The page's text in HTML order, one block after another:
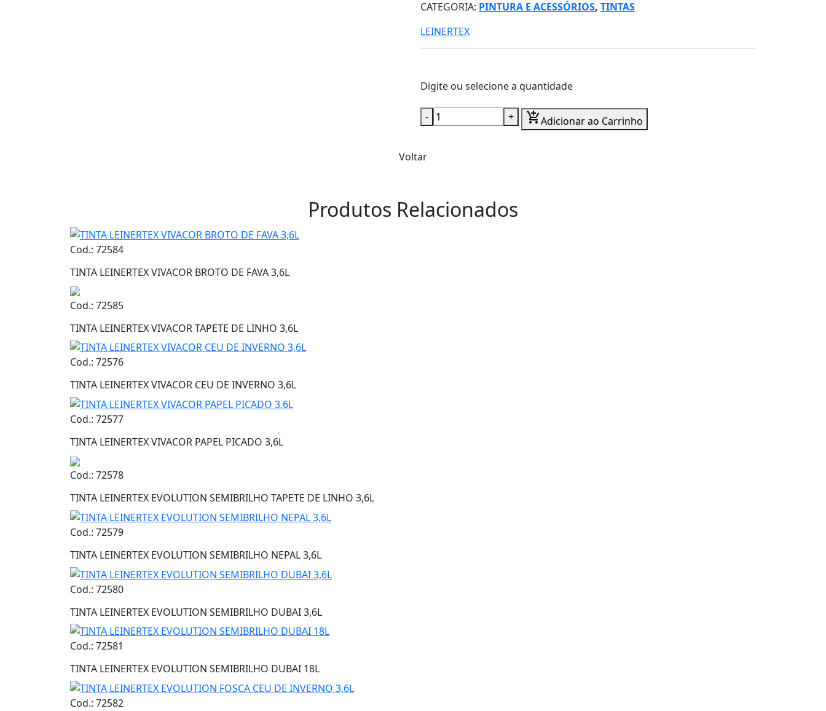
CATEGORIA: PINTURA E ACESSÓRIOS, TINTAS
LEINERTEX
Digite ou selecione a quantidade
- + add_shopping_cartAdicionar ao Carrinho
Voltar
Produtos Relacionados
Cod.: 72584
TINTA LEINERTEX VIVACOR BROTO DE FAVA 3,6L
Cod.: 72585
TINTA LEINERTEX VIVACOR TAPETE DE LINHO 3,6L
Cod.: 72576
TINTA LEINERTEX VIVACOR CEU DE INVERNO 3,6L
Cod.: 72577
TINTA LEINERTEX VIVACOR PAPEL PICADO 3,6L
Cod.: 72578
TINTA LEINERTEX EVOLUTION SEMIBRILHO TAPETE DE LINHO 3,6L
Cod.: 72579
TINTA LEINERTEX EVOLUTION SEMIBRILHO NEPAL 3,6L
Cod.: 72580
TINTA LEINERTEX EVOLUTION SEMIBRILHO DUBAI 3,6L
Cod.: 72581
TINTA LEINERTEX EVOLUTION SEMIBRILHO DUBAI 18L
Cod.: 72582